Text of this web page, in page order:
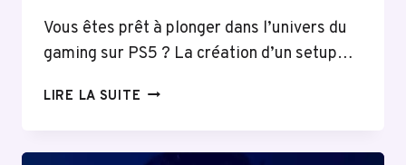
Vous êtes prêt à plonger dans l’univers du
gaming sur PS5 ? La création d’un setup…
LIRE LA SUITE SETUP
: